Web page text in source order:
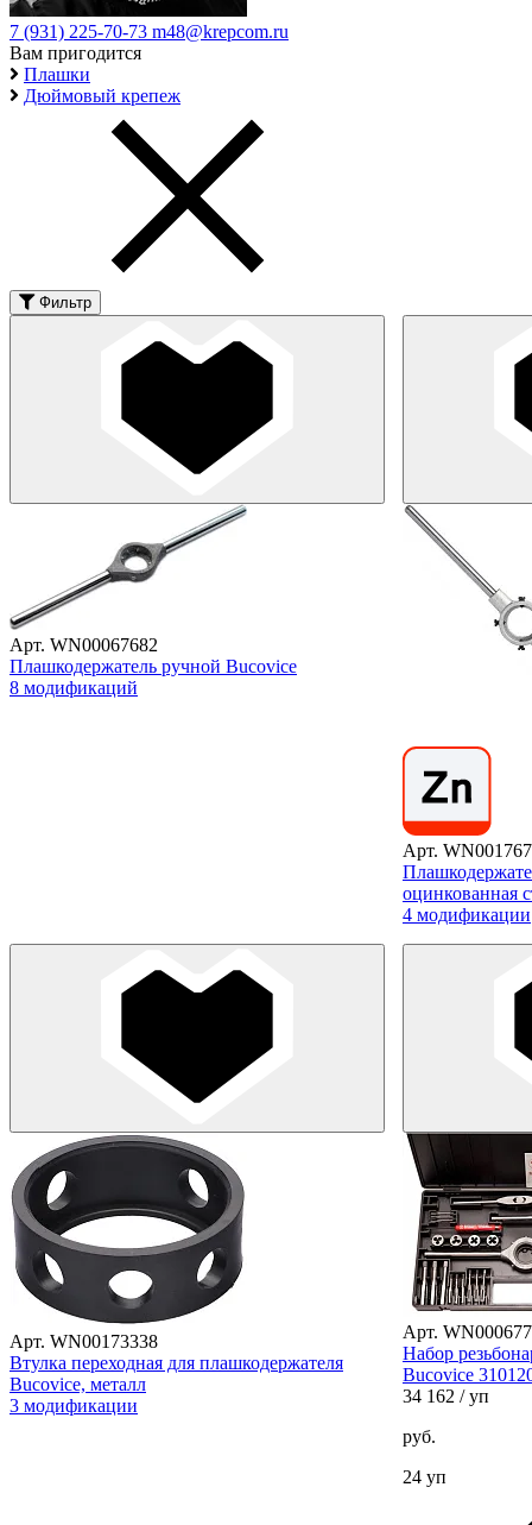
7 (931) 225-70-73 m48@krepcom.ru
Вам пригодится
Плашки
Дюймовый крепеж
Фильтр
Арт. WN00067682
Плашкодержатель ручной Bucovice
8 модификаций
Арт.
оцинкованная
4 модификации
Арт. WN00173338
Втулка переходная для плашкодержателя
Bucovice, металл
3 модификации
Арт.
Набор
Bucovice
34 162 / уп
руб.
24 уп